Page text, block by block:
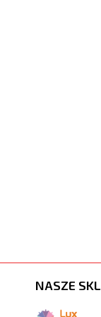
NASZE